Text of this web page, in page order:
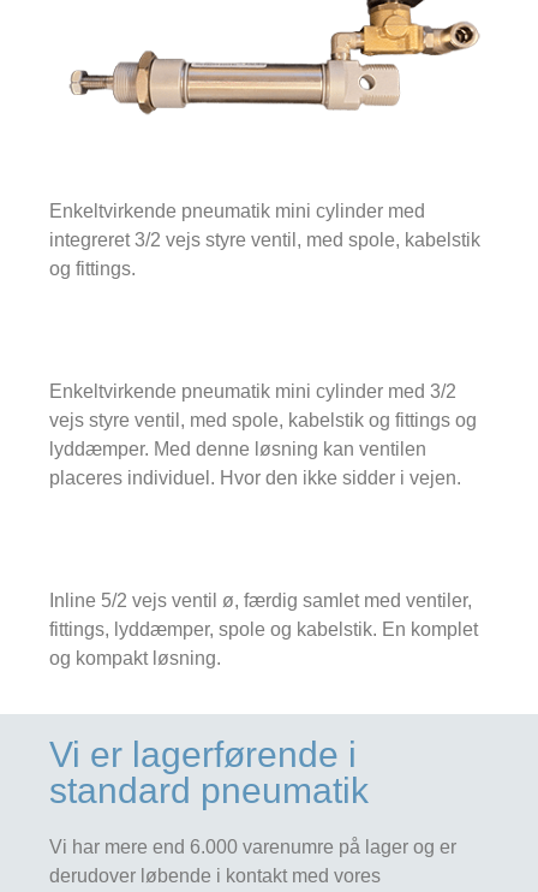
Enkeltvirkende pneumatik mini cylinder med
integreret 3/2 vejs styre ventil, med spole, kabelstik
og fittings.
Enkeltvirkende pneumatik mini cylinder med 3/2
vejs styre ventil, med spole, kabelstik og fittings og
lyddæmper. Med denne løsning kan ventilen
placeres individuel. Hvor den ikke sidder i vejen.
Inline 5/2 vejs ventil ø, færdig samlet med ventiler,
fittings, lyddæmper, spole og kabelstik. En komplet
og kompakt løsning.
Vi er lagerførende i
standard pneumatik
Vi har mere end 6.000 varenumre på lager og er
derudover løbende i kontakt med vores